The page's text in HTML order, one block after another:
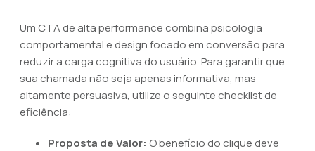
Um CTA de alta performance combina psicologia
comportamental e design focado em conversão para
reduzir a carga cognitiva do usuário. Para garantir que
sua chamada não seja apenas informativa, mas
altamente persuasiva, utilize o seguinte checklist de
eficiência:
Proposta de Valor: O benefício do clique deve